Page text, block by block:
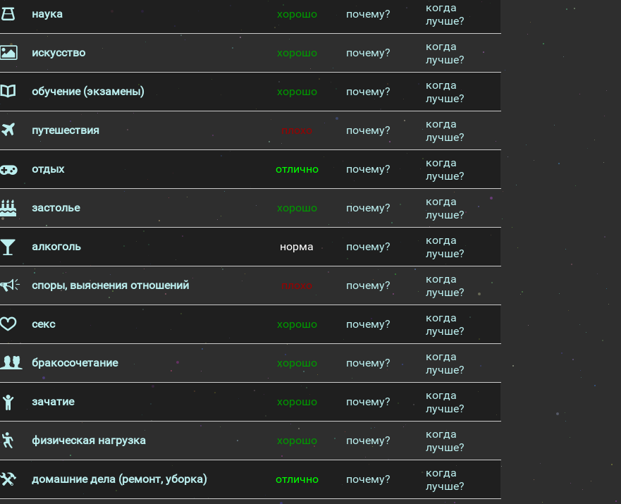
наука хорошо почему?
когда
лучше?
искусство хорошо почему?
когда
лучше?
обучение (экзамены) хорошо почему?
когда
лучше?
путешествия плохо почему?
когда
лучше?
отдых отлично почему?
когда
лучше?
застолье хорошо почему?
когда
лучше?
алкоголь норма почему?
когда
лучше?
споры, выяснения отношений плохо почему?
когда
лучше?
секс хорошо почему?
когда
лучше?
бракосочетание хорошо почему?
когда
лучше?
зачатие хорошо почему?
когда
лучше?
физическая нагрузка хорошо почему?
когда
лучше?
домашние дела (ремонт, уборка) отлично почему?
когда
лучше?